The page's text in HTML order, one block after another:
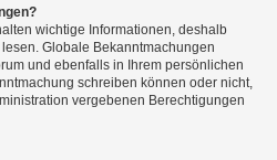
wichtige Informationen, deshalb
Globale Bekanntmachungen
und ebenfalls in Ihrem persönlichen
schreiben können oder nicht,
vergebenen Berechtigungen